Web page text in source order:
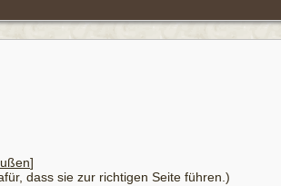
]
dass sie zur richtigen Seite führen.)